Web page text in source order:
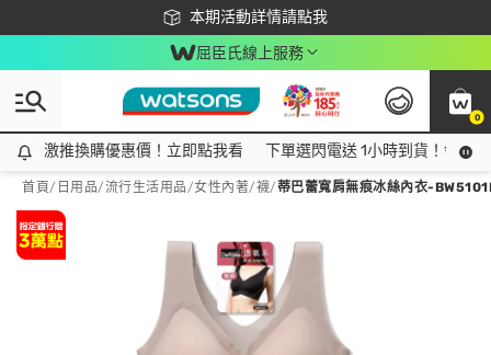
本期活動詳情請點我
下載app最高回饋$350
屈臣氏線上服務
0
激推換購優惠價！立即點我看
激推換購優惠價！立即點我看 下單選閃電送 1小時到貨！領神
首頁/ 日用品/流行生活用品/女性內著/襪/ 蒂巴蕾寬肩無痕冰絲內衣-